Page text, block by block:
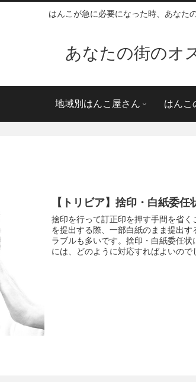
はんこが急に必要になった時、あなた
あなたの街のオ
地域別はんこ屋さん はんこ
【トリビア】捨印・白紙委
捨印を行って訂正印を押す手間を省
を提出する際、一部白紙のまま提出す
ラブルも多いです。捨印・白紙委任状
には、どのように対応すればよいので